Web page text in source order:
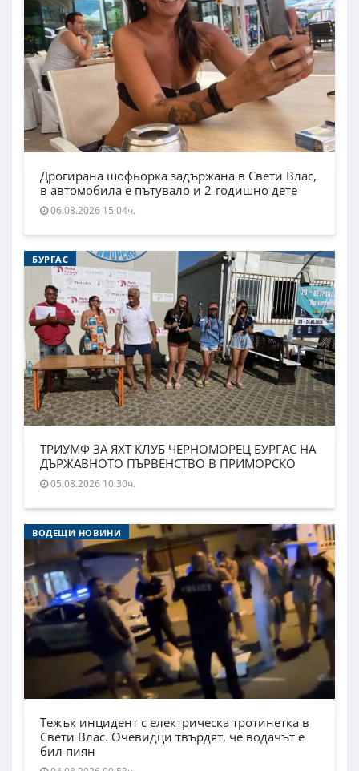
Дрогирана шофьорка задържана в Свети Влас,
в автомобила е пътувало и 2-годишно дете
06.08.2026 15:04ч.
БУРГАС
ТРИУМФ ЗА ЯХТ КЛУБ ЧЕРНОМОРЕЦ БУРГАС НА
ДЪРЖАВНОТО ПЪРВЕНСТВО В ПРИМОРСКО
05.08.2026 10:30ч.
ВОДЕЩИ НОВИНИ
Тежък инцидент с електрическа тротинетка в
Свети Влас. Очевидци твърдят, че водачът е
бил пиян